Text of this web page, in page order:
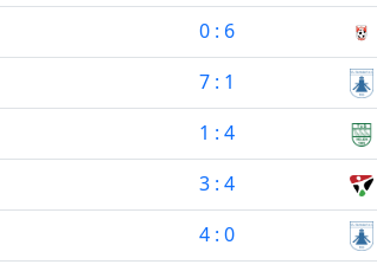
0 : 6
7 : 1
1 : 4
3 : 4
4 : 0